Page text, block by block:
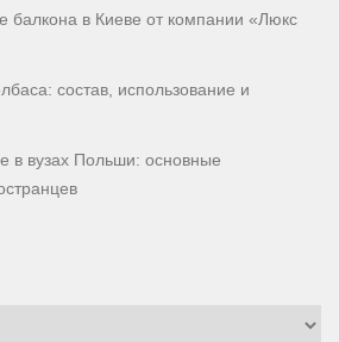
балкона в Киеве от компании «Люкс
состав, использование и
в вузах Польши: основные